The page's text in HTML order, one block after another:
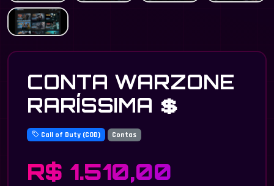
CONTA WARZONE
RARÍSSIMA 💲
Call of Duty (COD) Contas
R$ 1.510,00